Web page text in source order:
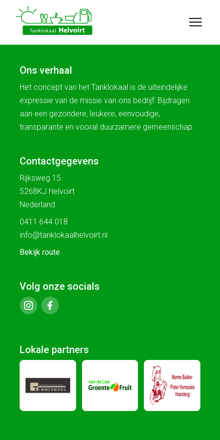
Ons verhaal
Het concept van het Tanklokaal is de uiteindelijke
expressie van de missie van ons bedrijf: Bijdragen
aan een gezondere, leukere, eenvoudige,
transparante en vooral duurzamere gemeenschap.
Contactgegevens
Rijksweg 15
5268KJ Helvoirt
Nederland
0411 644 018
info@tanklokaalhelvoirt.nl
Bekijk route
Volg onze socials
Lokale partners